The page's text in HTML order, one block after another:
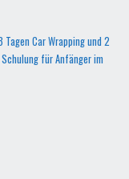
Car Wrapping und 2
für Anfänger im